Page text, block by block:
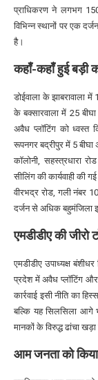
प्राधिकरण ने लगभग
विभिन्न स्थानों पर एक
है।
कहाँ-कहाँ हुई बड़ी
डोईवाला के झाबरावाला में
के बक्सारवाला में 25
अवैध प्लॉटिंग को ध्वस्त
रूपनगर बद्रीपुर में 5 बीघा
कॉलोनी, सहस्त्रधारा
सीलिंग की कार्यवाही की
वीरभद्र रोड, गली नंबर
दर्जन से अधिक बहुमंजिला
एमडीडीए की जीरो
एमडीडीए उपाध्यक्ष
प्रदेश में अवैध प्लॉटिंग और
कार्रवाई इसी नीति का
बल्कि यह सिलसिला आगे
मानकों के विरुद्ध ढांचा खड़ा
आम जनता को